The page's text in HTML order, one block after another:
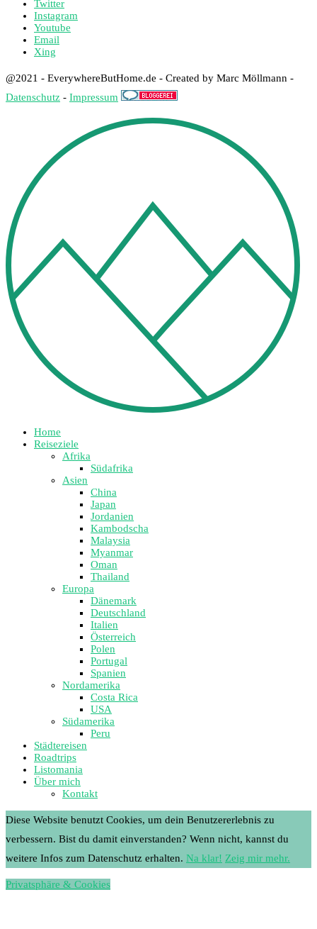
Twitter
Instagram
Youtube
Email
Xing
@2021 - EverywhereButHome.de - Created by Marc Möllmann -
Datenschutz - Impressum
Home
Reiseziele
Afrika
Südafrika
Asien
China
Japan
Jordanien
Kambodscha
Malaysia
Myanmar
Oman
Thailand
Europa
Dänemark
Deutschland
Italien
Österreich
Polen
Portugal
Spanien
Nordamerika
Costa Rica
USA
Südamerika
Peru
Städtereisen
Roadtrips
Listomania
Über mich
Kontakt
Diese Website benutzt Cookies, um dein Benutzererlebnis zu
verbessern. Bist du damit einverstanden? Wenn nicht, kannst du
weitere Infos zum Datenschutz erhalten. Na klar! Zeig mir mehr.
Privatsphäre & Cookies